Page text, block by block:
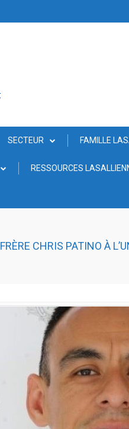
SECTEUR FAMILLE
RESSOURCES
FRÈRE CHRIS PATINO À